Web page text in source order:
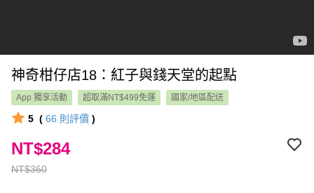
神奇柑仔店18：紅子與錢天堂的起點
App 獨享活動 超取滿NT$499免運 國家/地區配送
5 ( 66 則評價 )
NT$360
NT$284